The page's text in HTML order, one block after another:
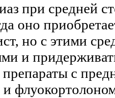
при средней
оно
но с этими
и
препараты с